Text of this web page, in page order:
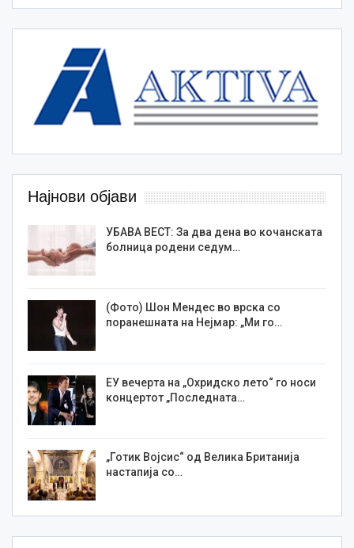
Најнови објави
УБАВА ВЕСТ: За два дена во кочанската
болница родени седум…
(Фото) Шон Мендес во врска со
поранешната на Нејмар: „Ми го…
ЕУ вечерта на „Охридско лето“ го носи
концертот „Последната…
„Готик Војсис“ од Велика Британија
настапија со…